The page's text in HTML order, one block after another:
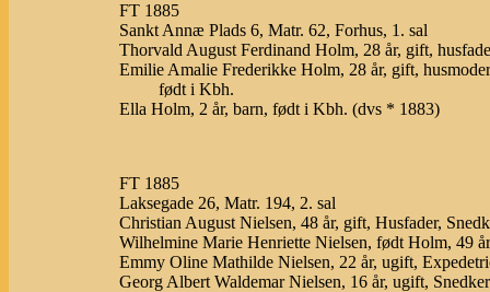
FT 1885
Sankt Annæ Plads 6, Matr. 62, Forhus, 1. sal
Thorvald August Ferdinand Holm, 28 år, gift,
Emilie Amalie Frederikke Holm, 28 år, gift,
født i Kbh.
Ella Holm, 2 år, barn, født i Kbh. (dvs * 1883)
FT 1885
Laksegade 26, Matr. 194, 2. sal
Christian August Nielsen, 48 år, gift, Husfader,
Wilhelmine Marie Henriette Nielsen, født Holm,
Emmy Oline Mathilde Nielsen, 22 år, ugift,
Georg Albert Waldemar Nielsen, 16 år, ugift,